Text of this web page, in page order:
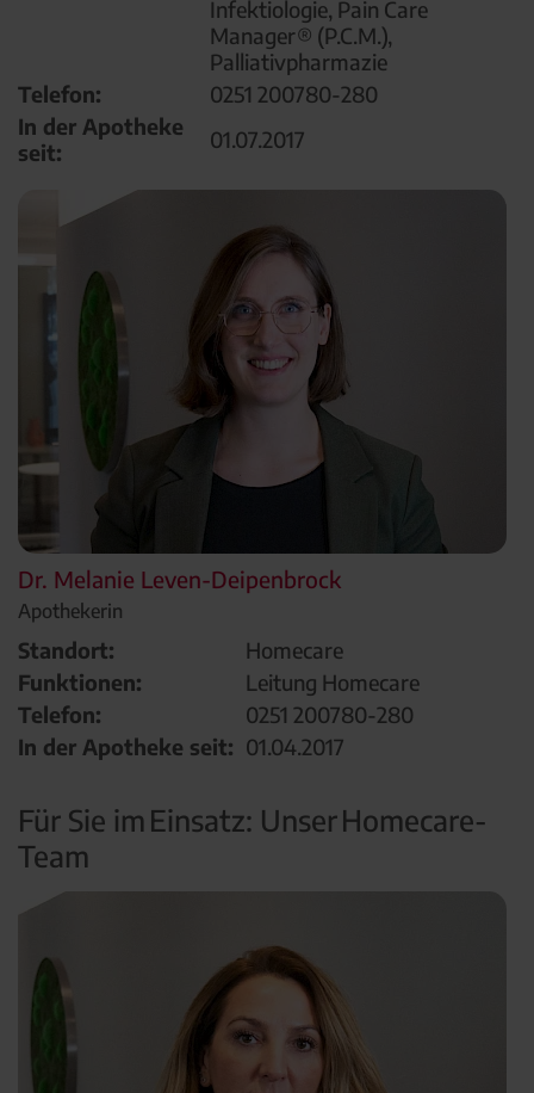
Infektiologie, Pain Care
Manager® (P.C.M.),
Palliativpharmazie
Telefon:
0251 200780-280
In der Apotheke
seit:
01.07.2017
Dr. Melanie Leven-Deipenbrock
Apothekerin
Standort:
Homecare
Funktionen:
Leitung Homecare
Telefon:
0251 200780-280
In der Apotheke seit: 01.04.2017
Für Sie im Einsatz: Unser Homecare-
Team